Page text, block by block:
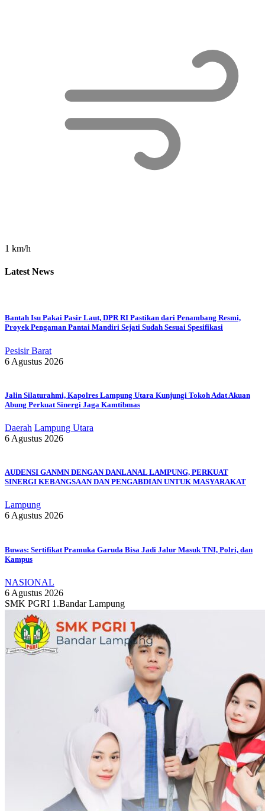
1 km/h
Latest News
Bantah Isu Pakai Pasir Laut, DPR RI Pastikan dari Penambang Resmi,
Proyek Pengaman Pantai Mandiri Sejati Sudah Sesuai Spesifikasi
Pesisir Barat
6 Agustus 2026
Jalin Silaturahmi, Kapolres Lampung Utara Kunjungi Tokoh Adat Akuan
Abung Perkuat Sinergi Jaga Kamtibmas
Daerah Lampung Utara
6 Agustus 2026
AUDENSI GANMN DENGAN DANLANAL LAMPUNG, PERKUAT
SINERGI KEBANGSAAN DAN PENGABDIAN UNTUK MASYARAKAT
Lampung
6 Agustus 2026
Buwas: Sertifikat Pramuka Garuda Bisa Jadi Jalur Masuk TNI, Polri, dan
Kampus
NASIONAL
6 Agustus 2026
SMK PGRI 1.Bandar Lampung